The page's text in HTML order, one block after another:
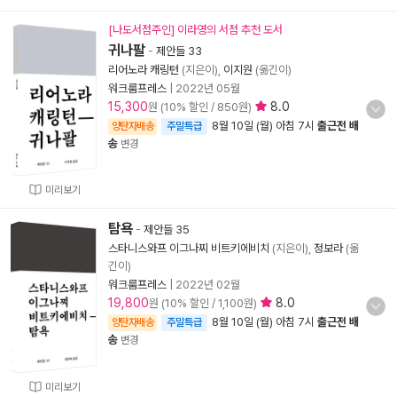
미리보기
[나도서점주인] 이라영의 서점 추천 도서
귀나팔 - 제안들 33
리어노라 캐링턴 (지은이), 이지원 (옮긴이)
워크룸프레스
2022년 05월
15,300원 (10% 할인 / 850원) 8.0
양탄자배송 주말특급 8월 10일 (월) 아침 7시 출근전 배
송 변경
미리보기
탐욕 - 제안들 35
스타니스와프 이그나찌 비트키에비치 (지은이), 정보라(옮
긴이)
워크룸프레스
2022년 02월
19,800원 (10% 할인 / 1,100원) 8.0
양탄자배송 주말특급 8월 10일 (월) 아침 7시 출근전 배
송 변경